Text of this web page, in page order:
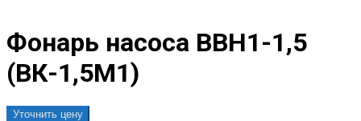
Фонарь насоса ВВН1-1,5
(ВК-1,5М1)
Уточнить цену